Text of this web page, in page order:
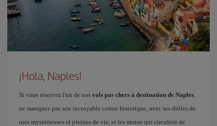
¡Hola, Naples!
Si vous réservez l'un de nos vols pas chers à destination de Naples
ne manquez pas son incroyable centre historique, avec ses drôles de
rues mystérieuses et pleines de vie, et les motos qui circulent de